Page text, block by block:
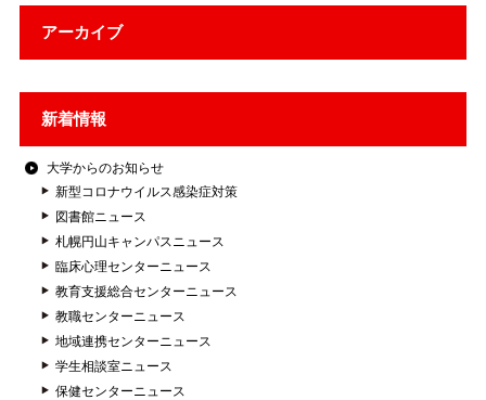
アーカイブ
新着情報
大学からのお知らせ
新型コロナウイルス感染症対策
図書館ニュース
札幌円山キャンパスニュース
臨床心理センターニュース
教育支援総合センターニュース
教職センターニュース
地域連携センターニュース
学生相談室ニュース
保健センターニュース